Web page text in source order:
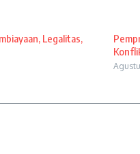
Legalitas,